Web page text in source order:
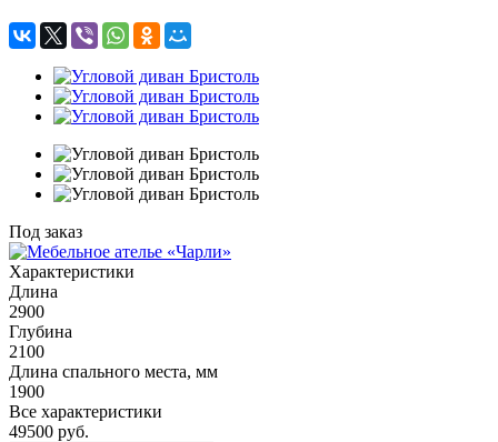
Под заказ
Характеристики
Длина
2900
Глубина
2100
Длина спального места, мм
1900
Все характеристики
49500 руб.